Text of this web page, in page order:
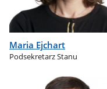
Maria Ejchart
Podsekretarz Stanu